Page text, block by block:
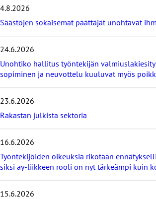
a
v
i
m
e
i
m
t
b
o
g
i
4.8.2026
Säästöjen sokaisemat päättäjät unohtavat
24.6.2026
Unohtiko hallitus työntekijän
sopiminen ja neuvottelu kuuluvat myös
23.6.2026
Rakastan julkista sektoria
16.6.2026
Työntekijöiden oikeuksia rikotaan
siksi ay-liikkeen rooli on nyt tärkeämpi kuin
15.6.2026